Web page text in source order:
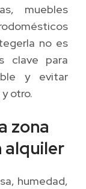
muebles
no es
clave para
y evitar
otro.
zona
alquiler
humedad,